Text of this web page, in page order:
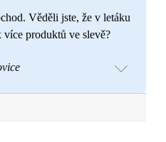
Věděli jste, že v letáku
více produktů ve slevě?